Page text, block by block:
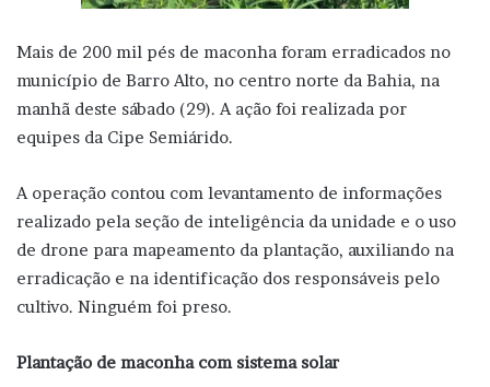
Mais de 200 mil pés de maconha foram erradicados no
município de Barro Alto, no centro norte da Bahia, na
manhã deste sábado (29). A ação foi realizada por
equipes da Cipe Semiárido.
A operação contou com levantamento de informações
realizado pela seção de inteligência da unidade e o uso
de drone para mapeamento da plantação, auxiliando na
erradicação e na identificação dos responsáveis pelo
cultivo. Ninguém foi preso.
Plantação de maconha com sistema solar